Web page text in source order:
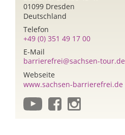
01099 Dresden
Deutschland
Telefon
+49 (0) 351 49 17 00
E-Mail
barrierefrei@sachsen-tour.de
Webseite
www.sachsen-barrierefrei.de